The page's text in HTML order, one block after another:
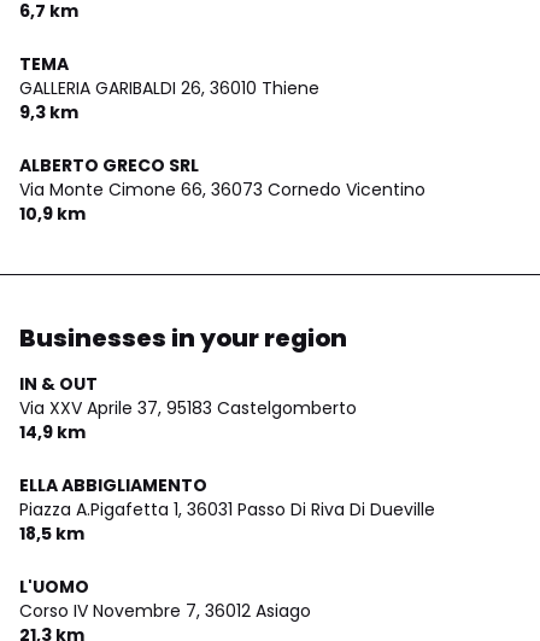
6,7 km
TEMA
GALLERIA GARIBALDI 26, 36010 Thiene
9,3 km
ALBERTO GRECO SRL
Via Monte Cimone 66, 36073 Cornedo Vicentino
10,9 km
Businesses in your region
IN & OUT
Via XXV Aprile 37, 95183 Castelgomberto
14,9 km
ELLA ABBIGLIAMENTO
Piazza A.Pigafetta 1, 36031 Passo Di Riva Di Dueville
18,5 km
L'UOMO
Corso IV Novembre 7, 36012 Asiago
21,3 km